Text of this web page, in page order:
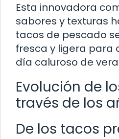
Esta innovadora
sabores y texturas
tacos de pescado
fresca y ligera para
día caluroso de
Evolución de
través de los
De los tacos